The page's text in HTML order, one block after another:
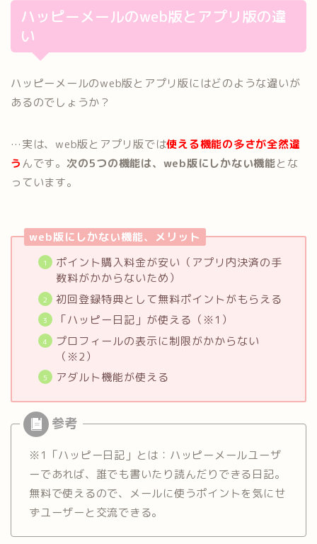
ハッピーメールのweb版とアプリ版の違
い
ハッピーメールのweb版とアプリ版にはどのような違いが
あるのでしょうか？
…実は、web版とアプリ版では使える機能の多さが全然違
うんです。 次の5つの機能は、web版にしかない機能とな
っています。
web版にしかない機能、メリット
ポイント購入料金が安い（アプリ内決済の手
数料がかからないため）
初回登録特典として無料ポイントがもらえる
「ハッピー日記」が使える（※1）
プロフィールの表示に制限がかからない
（※2）
アダルト機能が使える
※1「ハッピー日記」とは：ハッピーメールユーザ
ーであれば、誰でも書いたり読んだりできる日記。
無料で使えるので、メールに使うポイントを気にせ
ずユーザーと交流できる。